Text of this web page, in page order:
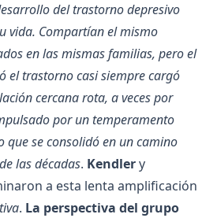
del trastorno depresivo
vida. Compartían el mismo
en las mismas familias, pero el
el trastorno casi siempre cargó
cercana rota, a veces por
por un temperamento
que se consolidó en un camino
las décadas. Kendlery
a esta lenta amplificación
. La perspectiva del grupo